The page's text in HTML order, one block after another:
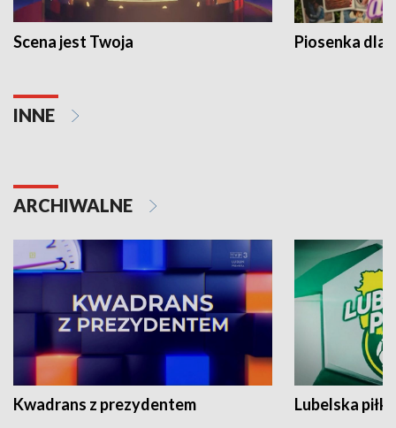
Scena jest Twoja Piosenka dla
INNE
ARCHIWALNE
Kwadrans z prezydentem Lubelska piłka